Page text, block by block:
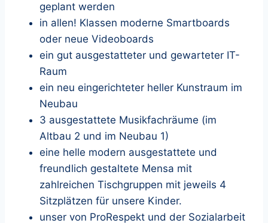
geplant werden
in allen! Klassen moderne Smartboards
oder neue Videoboards
ein gut ausgestatteter und gewarteter IT-
Raum
ein neu eingerichteter heller Kunstraum im
Neubau
3 ausgestattete Musikfachräume (im
Altbau 2 und im Neubau 1)
eine helle modern ausgestattete und
freundlich gestaltete Mensa mit
zahlreichen Tischgruppen mit jeweils 4
Sitzplätzen für unsere Kinder.
unser von ProRespekt und der Sozialarbeit